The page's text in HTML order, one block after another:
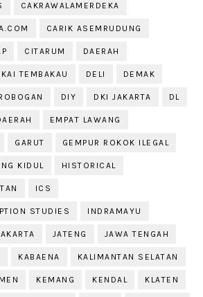
CAKRAWALAMERDEKA
CARIK ASEMRUDUNG
CITARUM DAERAH
TEMBAKAU DELI DEMAK
DIY DKI JAKARTA DL
EMPAT LAWANG
GARUT GEMPUR ROKOK ILEGAL
KIDUL HISTORICAL
ICS
STUDIES INDRAMAYU
JATENG JAWA TENGAH
KABAENA KALIMANTAN SELATAN
KEMANG KENDAL KLATEN